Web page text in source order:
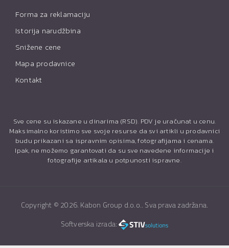
Forma za reklamaciju
Istorija narudžbina
Snižene cene
Mapa prodavnice
Kontakt
Sve cene su iskazane u dinarima (RSD). PDV je uračunat u cenu.
Maksimalno koristimo sve svoje resurse da svi artikli u prodavnici
budu prikazani sa ispravnim opisima, fotografijama i cenama.
Ipak, ne možemo garantovati da su sve navedene informacije i
fotografije artikala u potpunosti ispravne.
Copyright © 2026. Kabon Group d.o.o.. Sva prava zadržana.
Softverska izrada: